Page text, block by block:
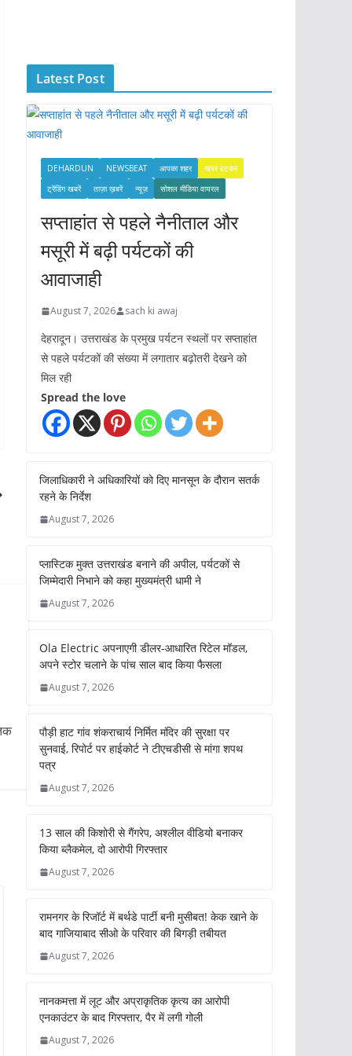
e
s
Latest Post
DEHARDUN NEWSBEAT आपका शहर
खबर हटकर
ट्रेंडिंग खबरें
ताज़ा ख़बरें न्यूज़ सोशल मीडिया वायरल
सप्ताहांत से पहले नैनीताल और
मसूरी में बढ़ी पर्यटकों की
आवाजाही
August 7, 2026 sach ki awaj
देहरादून। उत्तराखंड के प्रमुख पर्यटन स्थलों पर सप्ताहांत
से पहले पर्यटकों की संख्या में लगातार बढ़ोतरी देखने को
मिल रही
Spread the love
जिलाधिकारी ने अधिकारियों को दिए मानसून के दौरान सतर्क
रहने के निर्देश
August 7, 2026
प्लास्टिक मुक्त उत्तराखंड बनाने की अपील, पर्यटकों से
जिम्मेदारी निभाने को कहा मुख्यमंत्री धामी ने
August 7, 2026
Ola Electric अपनाएगी डीलर-आधारित रिटेल मॉडल,
अपने स्टोर चलाने के पांच साल बाद किया फैसला
August 7, 2026
पौड़ी हाट गांव शंकराचार्य निर्मित मंदिर की सुरक्षा पर
सुनवाई, रिपोर्ट पर हाईकोर्ट ने टीएचडीसी से मांगा शपथ
पत्र
August 7, 2026
13 साल की किशोरी से गैंगरेप, अश्लील वीडियो बनाकर
किया ब्लैकमेल, दो आरोपी गिरफ्तार
August 7, 2026
रामनगर के रिजॉर्ट में बर्थडे पार्टी बनी मुसीबत! केक खाने के
बाद गाजियाबाद सीओ के परिवार की बिगड़ी तबीयत
August 7, 2026
नानकमत्ता में लूट और अप्राकृतिक कृत्य का आरोपी
एनकाउंटर के बाद गिरफ्तार, पैर में लगी गोली
August 7, 2026